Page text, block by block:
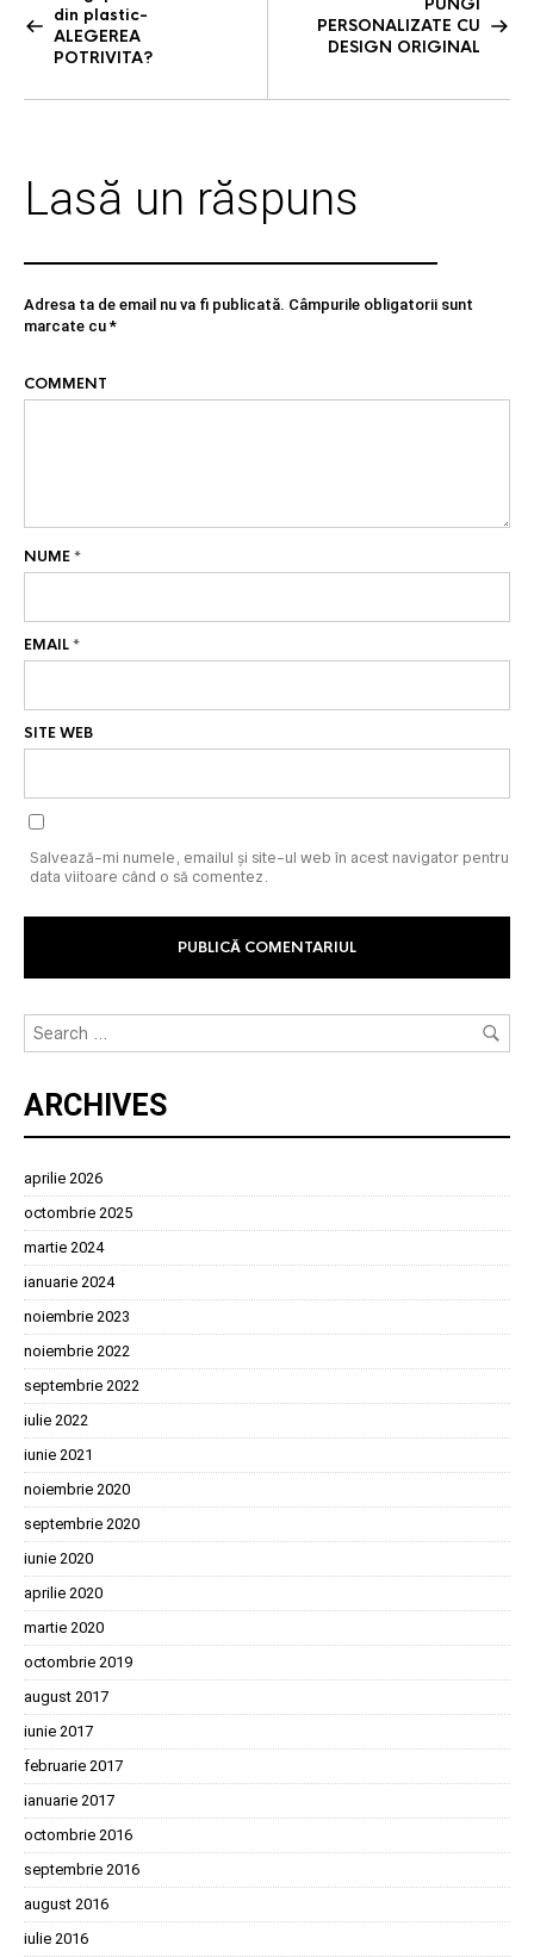
b
o
t
e
din plastic-
ALEGEREA
POTRIVITA?
PERSONALIZATE CU
DESIGN ORIGINAL
Lasă un răspuns
Adresa ta de email nu va fi publicată. Câmpurile obligatorii sunt
marcate cu *
COMMENT
NUME*
EMAIL*
SITE WEB
Salvează-mi numele, emailul și site-ul web în acest navigator pentru
data viitoare când o să comentez.
ARCHIVES
aprilie 2026
octombrie 2025
martie 2024
ianuarie 2024
noiembrie 2023
noiembrie 2022
septembrie 2022
iulie 2022
iunie 2021
noiembrie 2020
septembrie 2020
iunie 2020
aprilie 2020
martie 2020
octombrie 2019
august 2017
iunie 2017
februarie 2017
ianuarie 2017
octombrie 2016
septembrie 2016
august 2016
iulie 2016